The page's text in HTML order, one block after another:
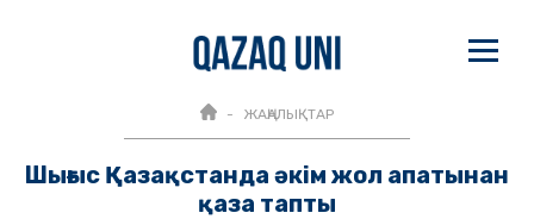
ЖАҢАЛЫҚТАР
Шығыс Қазақстанда әкім жол апатынан
қаза тапты